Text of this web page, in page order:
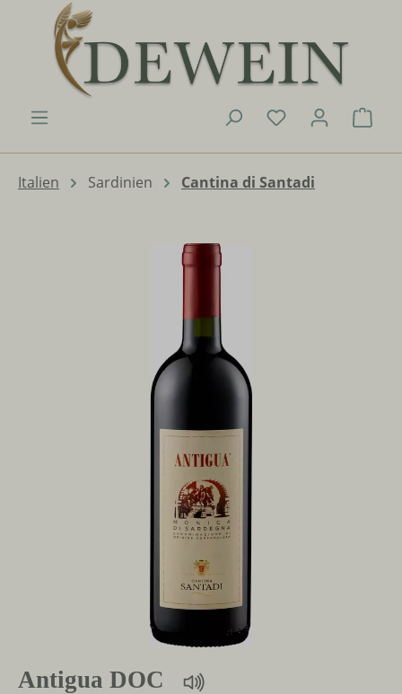
Zum Hauptinhalt springen
Du hast 0
Italien Sardinien Cantina di Santadi
Antigua DOC